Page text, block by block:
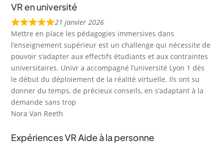
VR en université
21 janvier 2026
Mettre en place les pédagogies immersives dans
l’enseignement supérieur est un challenge qui nécessite de
pouvoir s’adapter aux effectifs étudiants et aux contraintes
universitaires. Univr a accompagné l’université Lyon 1 dès
le début du déploiement de la réalité virtuelle. Ils ont su
donner du temps, de précieux conseils, en s’adaptant à la
demande sans trop
Nora Van Reeth
Expériences VR Aide à la personne